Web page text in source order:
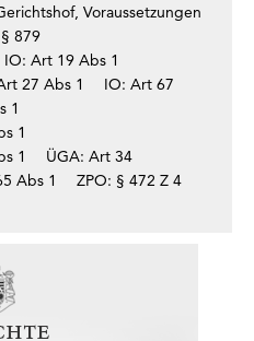
Voraussetzungen
879
IO: Art 19 Abs 1
27 Abs 1
IO: Art 67
1
1
1
ÜGA: Art 34
Abs 1
ZPO: § 472 Z 4